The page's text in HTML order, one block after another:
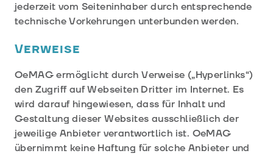
jederzeit vom Seiteninhaber durch entsprechende
technische Vorkehrungen unterbunden werden.
Verweise
OeMAG ermöglicht durch Verweise („Hyperlinks“)
den Zugriff auf Webseiten Dritter im Internet. Es
wird darauf hingewiesen, dass für Inhalt und
Gestaltung dieser Websites ausschließlich der
jeweilige Anbieter verantwortlich ist. OeMAG
übernimmt keine Haftung für solche Anbieter und